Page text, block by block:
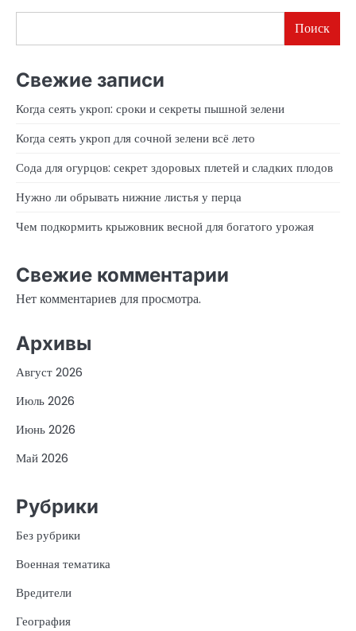
Поиск
Свежие записи
Когда сеять укроп: сроки и секреты пышной зелени
Когда сеять укроп для сочной зелени всё лето
Сода для огурцов: секрет здоровых плетей и сладких плодов
Нужно ли обрывать нижние листья у перца
Чем подкормить крыжовник весной для богатого урожая
Свежие комментарии
Нет комментариев для просмотра.
Архивы
Август 2026
Июль 2026
Июнь 2026
Май 2026
Рубрики
Без рубрики
Военная тематика
Вредители
География